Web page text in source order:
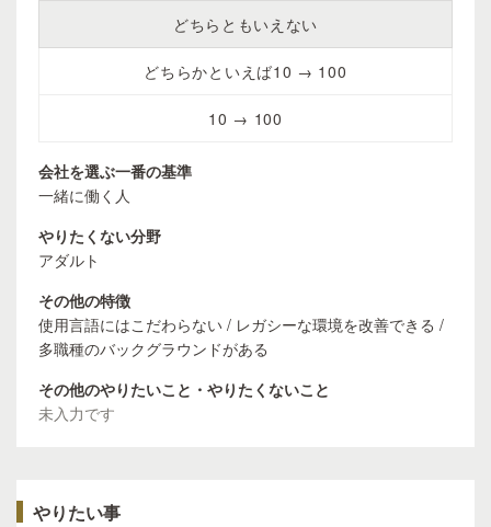
どちらともいえない
どちらかといえば10 → 100
10 → 100
会社を選ぶ一番の基準
一緒に働く人
やりたくない分野
アダルト
その他の特徴
使用言語にはこだわらない / レガシーな環境を改善できる /
多職種のバックグラウンドがある
その他のやりたいこと・やりたくないこと
未入力です
やりたい事